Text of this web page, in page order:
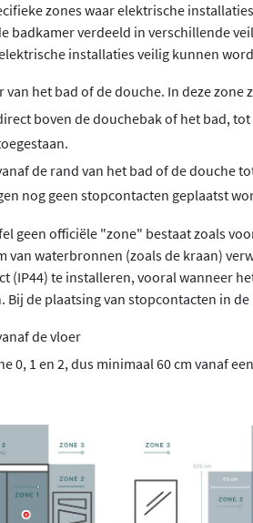
zones waar elektrische
badkamer verdeeld in verschillende
installaties veilig kunnen
van het bad of de douche. In deze
boven de douchebak of het bad,
de rand van het bad of de douche
nog geen stopcontacten geplaatst
geen officiële "zone" bestaat zoals
van waterbronnen (zoals de kraan)
(IP44) te installeren, vooral wanneer
de plaatsing van stopcontacten in
de vloer
0, 1 en 2, dus minimaal 60 cm vanaf